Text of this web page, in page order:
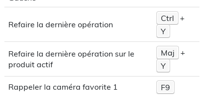
Refaire la dernière opération
Ctrl
+
Y
Refaire la dernière opération sur le
produit actif
Maj
+
Y
Rappeler la caméra favorite 1 F9